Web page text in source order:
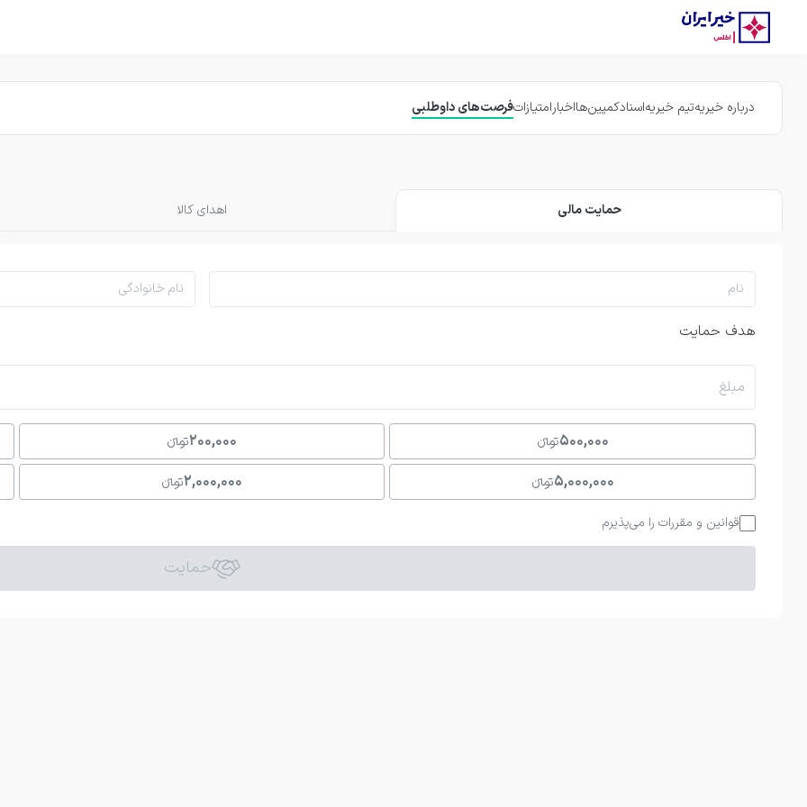
درباره خیریهتیم خیریهاسنادکمپین‌هااخبارامتیازاتفرصت‌های داوطلبی
حمایت مالی اهدای کالا
هدف حمایت
مبلغ
200,000تومانءءء 500,000تومانءءء
2,000,000تومانءءء 5,000,000تومانءءء
قوانین و مقررات را می‌پذیرم
حمایت